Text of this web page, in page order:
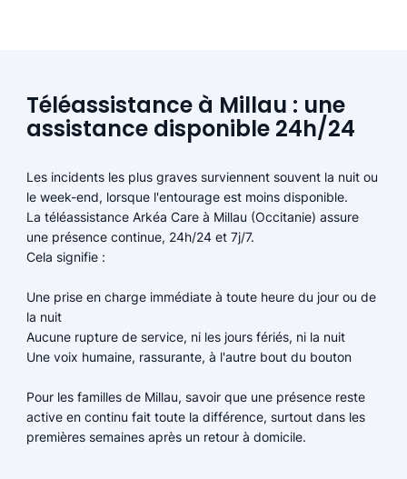
Téléassistance à Millau : une
assistance disponible 24h/24
Les incidents les plus graves surviennent souvent la nuit ou
le week-end, lorsque l'entourage est moins disponible.
La téléassistance Arkéa Care à Millau (Occitanie) assure
une présence continue, 24h/24 et 7j/7.
Cela signifie :
Une prise en charge immédiate à toute heure du jour ou de
la nuit
Aucune rupture de service, ni les jours fériés, ni la nuit
Une voix humaine, rassurante, à l'autre bout du bouton
Pour les familles de Millau, savoir que une présence reste
active en continu fait toute la différence, surtout dans les
premières semaines après un retour à domicile.